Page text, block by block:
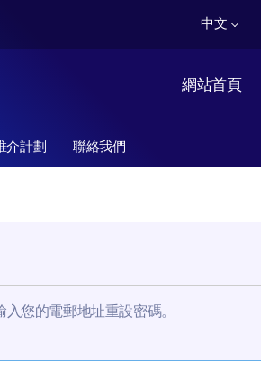
中文
網站首頁
介計劃 聯絡我們
您的電郵地址重設密碼。